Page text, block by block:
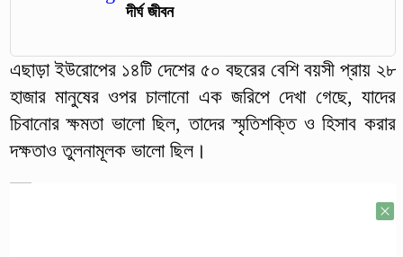
দীর্ঘ জীবন
এছাড়া ইউরোপের ১৪টি দেশের ৫০ বছরের বেশি বয়সী প্রায় ২৮
হাজার মানুষের ওপর চালানো এক জরিপে দেখা গেছে, যাদের
চিবানোর ক্ষমতা ভালো ছিল, তাদের স্মৃতিশক্তি ও হিসাব করার
দক্ষতাও তুলনামূলক ভালো ছিল।